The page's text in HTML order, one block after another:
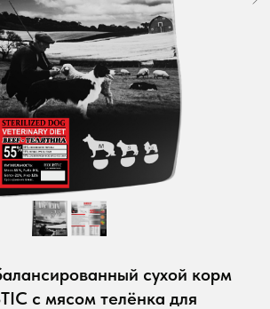
сухой корм
с мясом телёнка для